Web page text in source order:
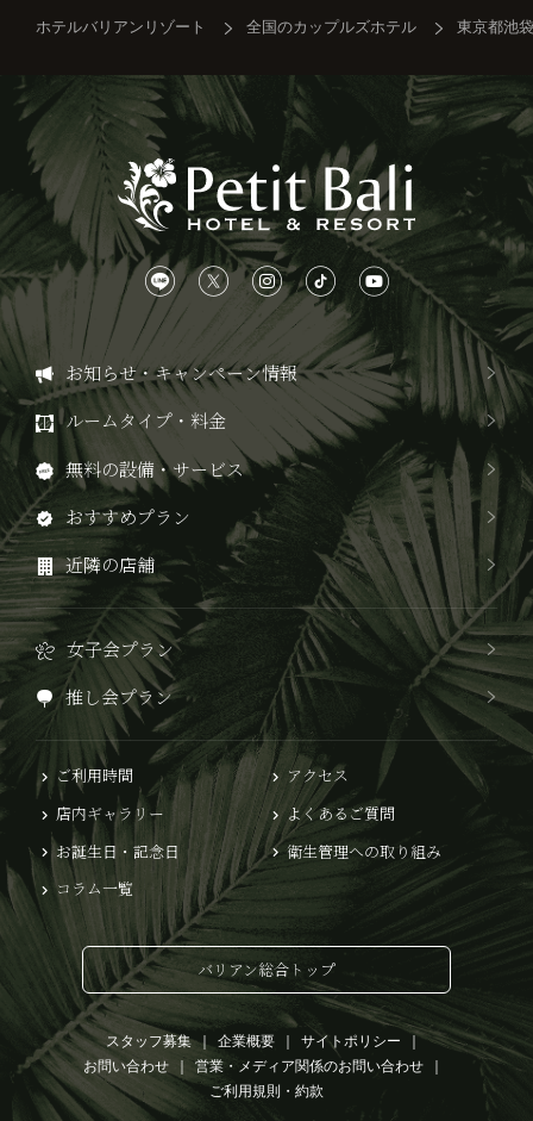
ホテルバリアンリゾート 全国のカップルズホテル 東京都池
お知らせ・キャンペーン情報
ルームタイプ・料金
無料の設備・サービス
おすすめプラン
近隣の店舗
女子会プラン
推し会プラン
ご利用時間
店内ギャラリー
お誕生日・記念日
コラム一覧
アクセス
よくあるご質問
衛生管理への取り組み
バリアン総合トップ
スタッフ募集 企業概要
サイトポリシー
お問い合わせ
営業・メディア関係のお問い合わせ
ご利用規則・約款